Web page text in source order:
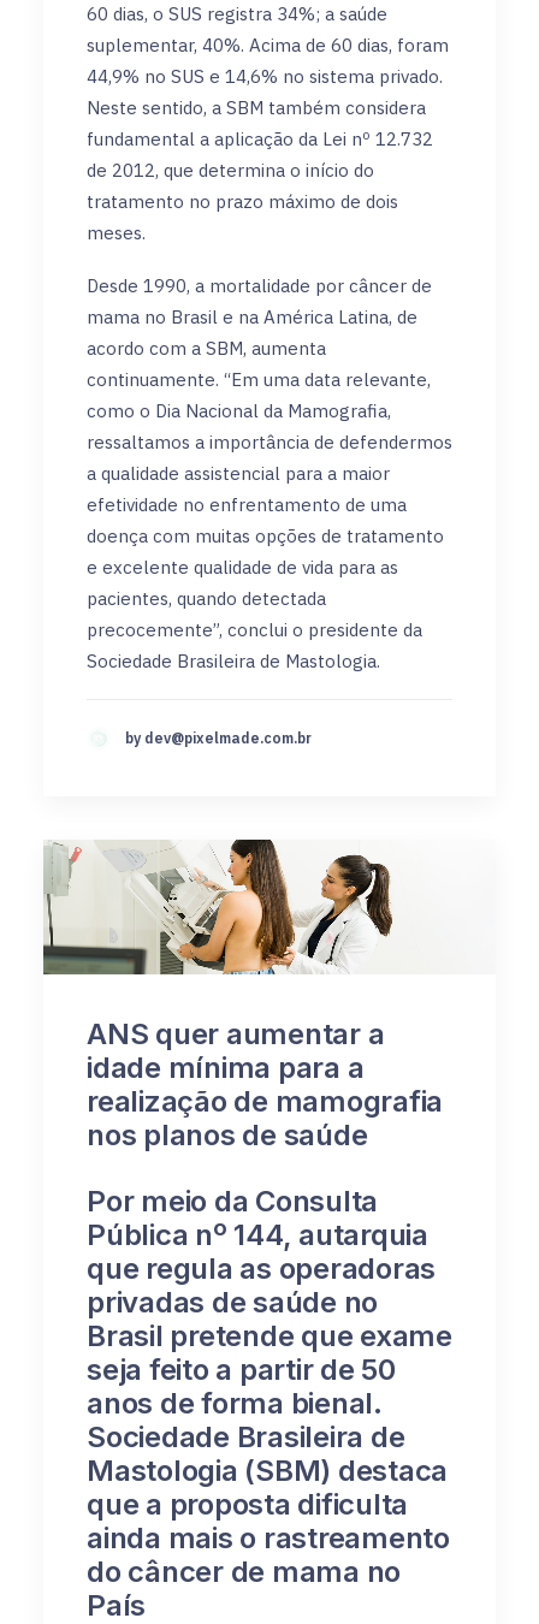
60 dias, o SUS registra 34%; a saúde
suplementar, 40%. Acima de 60 dias, foram
44,9% no SUS e 14,6% no sistema privado.
Neste sentido, a SBM também considera
fundamental a aplicação da Lei nº 12.732
de 2012, que determina o início do
tratamento no prazo máximo de dois
meses.
Desde 1990, a mortalidade por câncer de
mama no Brasil e na América Latina, de
acordo com a SBM, aumenta
continuamente. “Em uma data relevante,
como o Dia Nacional da Mamografia,
ressaltamos a importância de defendermos
a qualidade assistencial para a maior
efetividade no enfrentamento de uma
doença com muitas opções de tratamento
e excelente qualidade de vida para as
pacientes, quando detectada
precocemente”, conclui o presidente da
Sociedade Brasileira de Mastologia.
by dev@pixelmade.com.br
ANS quer aumentar a
idade mínima para a
realização de mamografia
nos planos de saúde
Por meio da Consulta
Pública nº 144, autarquia
que regula as operadoras
privadas de saúde no
Brasil pretende que exame
seja feito a partir de 50
anos de forma bienal.
Sociedade Brasileira de
Mastologia (SBM) destaca
que a proposta dificulta
ainda mais o rastreamento
do câncer de mama no
País